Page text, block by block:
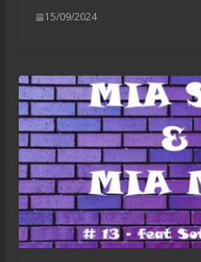
15/09/2024